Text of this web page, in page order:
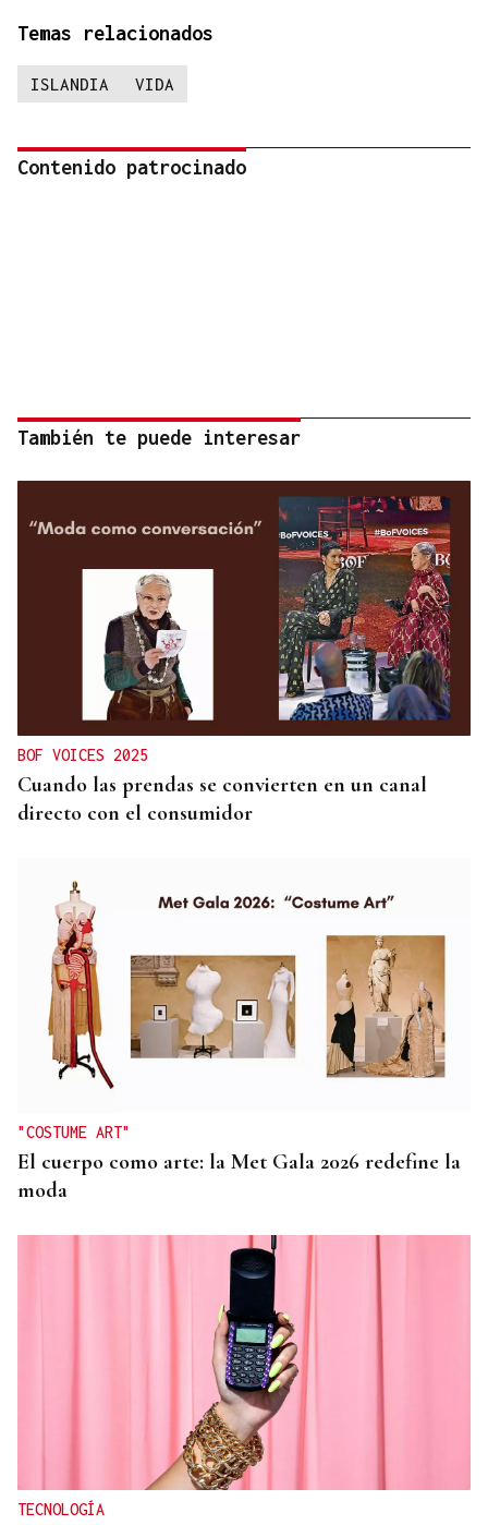
Temas relacionados
ISLANDIA VIDA
Contenido patrocinado
También te puede interesar
BOF VOICES 2025
Cuando las prendas se convierten en un canal
directo con el consumidor
"COSTUME ART"
El cuerpo como arte: la Met Gala 2026 redefine la
moda
TECNOLOGÍA